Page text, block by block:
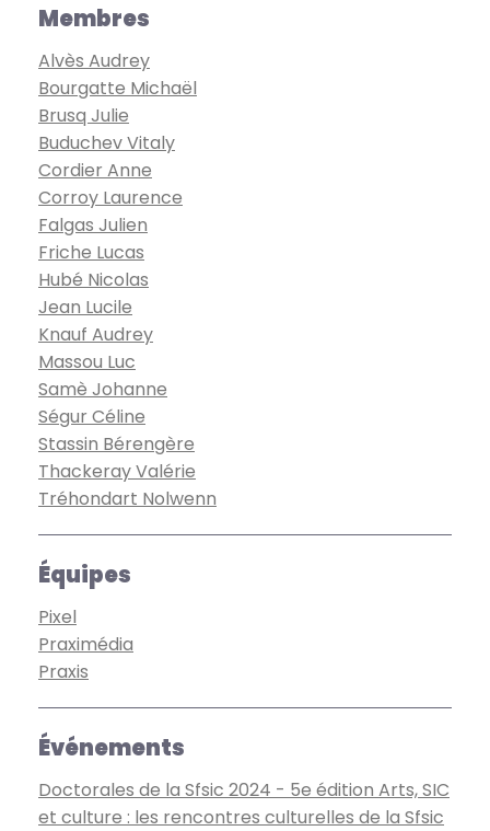
Membres
Alvès Audrey
Bourgatte Michaël
Brusq Julie
Buduchev Vitaly
Cordier Anne
Corroy Laurence
Falgas Julien
Friche Lucas
Hubé Nicolas
Jean Lucile
Knauf Audrey
Massou Luc
Samè Johanne
Ségur Céline
Stassin Bérengère
Thackeray Valérie
Tréhondart Nolwenn
Équipes
Pixel
Praximédia
Praxis
Événements
Doctorales de la Sfsic 2024 - 5e édition Arts, SIC
et culture : les rencontres culturelles de la Sfsic